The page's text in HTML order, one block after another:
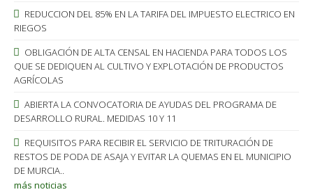
REDUCCION DEL 85% EN LA TARIFA DEL IMPUESTO ELECTRICO EN
RIEGOS
OBLIGACIÓN DE ALTA CENSAL EN HACIENDA PARA TODOS LOS
QUE SE DEDIQUEN AL CULTIVO Y EXPLOTACIÓN DE PRODUCTOS
AGRÍCOLAS
ABIERTA LA CONVOCATORIA DE AYUDAS DEL PROGRAMA DE
DESARROLLO RURAL. MEDIDAS 10 Y 11
REQUISITOS PARA RECIBIR EL SERVICIO DE TRITURACIÓN DE
RESTOS DE PODA DE ASAJA Y EVITAR LA QUEMAS EN EL MUNICIPIO
DE MURCIA..
más noticias